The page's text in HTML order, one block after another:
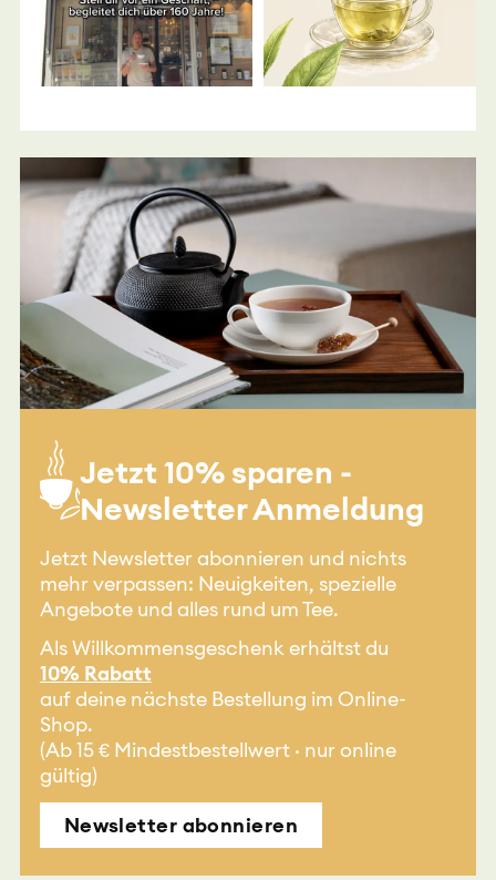
Jetzt 10% sparen -
Newsletter Anmeldung
Jetzt Newsletter abonnieren und nichts
mehr verpassen: Neuigkeiten, spezielle
Angebote und alles rund um Tee.
Als Willkommensgeschenk erhältst du
10% Rabatt
auf deine nächste Bestellung im Online-
Shop.
(Ab 15 € Mindestbestellwert · nur online
gültig)
Newsletter abonnieren